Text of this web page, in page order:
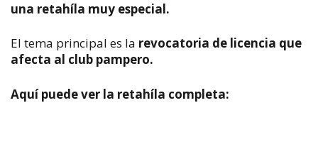
una retahíla muy especial.
El tema principal es la revocatoria de licencia que
afecta al club pampero.
Aquí puede ver la retahíla completa: